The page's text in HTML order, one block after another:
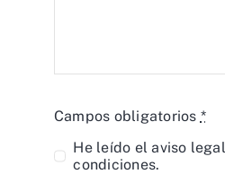
Campos obligatorios *
He leído elaviso legal
condiciones.